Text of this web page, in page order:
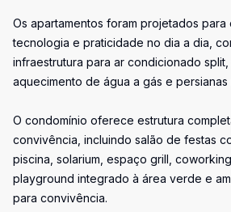
Os apartamentos foram projetados
tecnologia e praticidade no dia a dia,
infraestrutura para ar condicionado split,
aquecimento de água a gás e persianas
O condomínio oferece estrutura
convivência, incluindo salão de festas
piscina, solarium, espaço grill,
playground integrado à área verde e
para convivência.